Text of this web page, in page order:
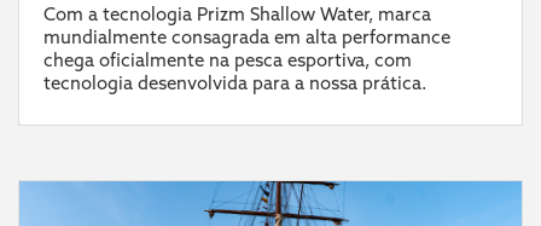
Com a tecnologia Prizm Shallow Water, marca
mundialmente consagrada em alta performance
chega oficialmente na pesca esportiva, com
tecnologia desenvolvida para a nossa prática.